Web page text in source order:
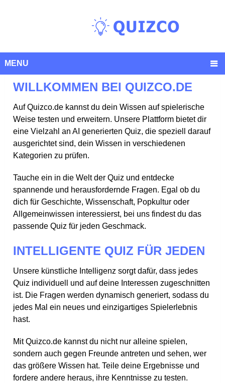
MENU
WILLKOMMEN BEI QUIZCO.DE
Auf Quizco.de kannst du dein Wissen auf spielerische
Weise testen und erweitern. Unsere Plattform bietet dir
eine Vielzahl an AI generierten Quiz, die speziell darauf
ausgerichtet sind, dein Wissen in verschiedenen
Kategorien zu prüfen.
Tauche ein in die Welt der Quiz und entdecke
spannende und herausfordernde Fragen. Egal ob du
dich für Geschichte, Wissenschaft, Popkultur oder
Allgemeinwissen interessierst, bei uns findest du das
passende Quiz für jeden Geschmack.
INTELLIGENTE QUIZ FÜR JEDEN
Unsere künstliche Intelligenz sorgt dafür, dass jedes
Quiz individuell und auf deine Interessen zugeschnitten
ist. Die Fragen werden dynamisch generiert, sodass du
jedes Mal ein neues und einzigartiges Spielerlebnis
hast.
Mit Quizco.de kannst du nicht nur alleine spielen,
sondern auch gegen Freunde antreten und sehen, wer
das größere Wissen hat. Teile deine Ergebnisse und
fordere andere heraus, ihre Kenntnisse zu testen.